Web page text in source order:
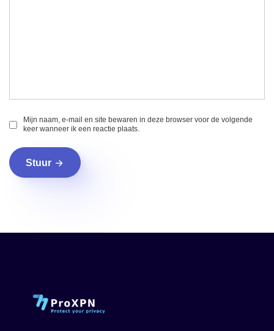
Mijn naam, e-mail en site bewaren in deze browser voor de volgende
keer wanneer ik een reactie plaats.
Stuur